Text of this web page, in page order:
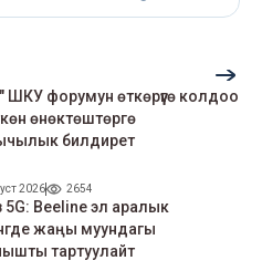
ШКУ форумун өткөрүүгө колдоо
өнөктөштөргө
билдирет
2026 2654
5G: Beeline эл аралык
жаңы муундагы
тартуулайт